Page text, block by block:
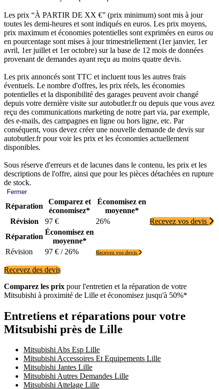
Les prix “À PARTIR DE XX €” (prix minimum) sont mis à jour
toutes les demi-heures et sont indiqués en euros. Les prix moyens,
prix maximum et économies potentielles sont exprimées en euros ou
en pourcentage sont mises à jour trimestriellement (1er janvier, 1er
avril, 1er juillet et 1er octobre) sur la base de 12 mois de données
provenant de demandes ayant reçu au moins quatre devis.
Les prix annoncés sont TTC et incluent tous les autres frais
éventuels. Le nombre d'offres, les prix réels, les économies
potentielles et la disponibilité des garages peuvent avoir changé
depuis votre dernière visite sur autobutler.fr ou depuis que vous avez
reçu des communications marketing de notre part via, par exemple,
des e-mails, des campagnes en ligne ou hors ligne, etc. Par
conséquent, vous devez créer une nouvelle demande de devis sur
autobutler.fr pour voir les prix et les économies actuellement
disponibles.
Sous réserve d'erreurs et de lacunes dans le contenu, les prix et les
descriptions de l'offre, ainsi que pour les pièces détachées en rupture
de stock.
Fermer
Réparation
Comparez et
économisez*
Économisez en
moyenne*
Révision
97 € 26%
Recevez vos devis
Réparation
Économisez en
moyenne*
Révision
97 € / 26% Recevez vos devis
Recevez des devis
Comparez les prix pour l'entretien et la réparation de votre
Mitsubishi à proximité de Lille et économisez jusqu'à 50%*
Entretiens et réparations pour votre
Mitsubishi près de Lille
Mitsubishi Abs Esp Lille
Mitsubishi Accessoires Et Equipements Lille
Mitsubishi Jantes Lille
Mitsubishi Autres Demandes Lille
Mitsubishi Attelage Lille